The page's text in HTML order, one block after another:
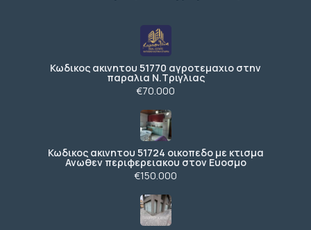
Κωδικος ακινητου 51770 αγροτεμαχιο στην
παραλια Ν.Τριγλιας
€70.000
Κωδικος ακινητου 51724 οικοπεδο με κτισμα
Ανωθεν περιφερειακου στον Ευοσμο
€150.000